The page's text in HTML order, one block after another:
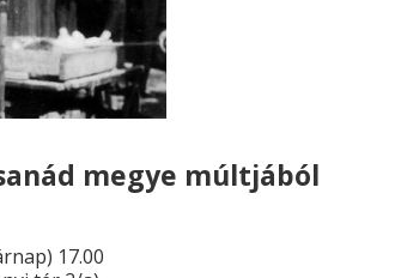
megye múltjából
17.00